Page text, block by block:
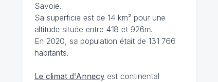
Savoie.
Sa superficie est de 14 km² pour une
altitude située entre 418 et 926m.
En 2020, sa population était de 131 766
habitants.
Le climat d'Annecyest continental